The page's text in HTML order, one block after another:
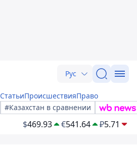
Рус
СтатьиПроисшествияПраво
#Казахстан в сравнении
$469.93 €541.64 ₽5.71